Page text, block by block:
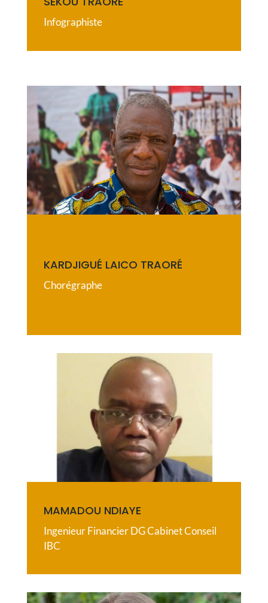
Infographiste
KARDJIGUÉ LAICO TRAORÉ
Chorégraphe
MAMADOU NDIAYE
Ingenieur Financier DG Cabinet Conseil
IBC